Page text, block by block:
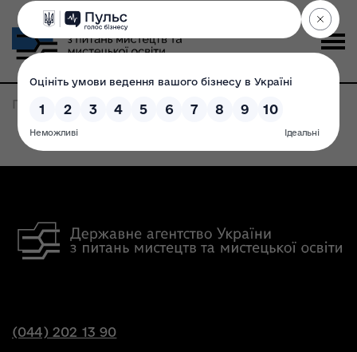
Головна Записи по метке: костел
(044) 202 13 90